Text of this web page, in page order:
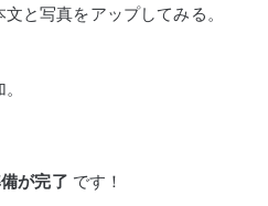
と写真をアップしてみる。
が完了 です！